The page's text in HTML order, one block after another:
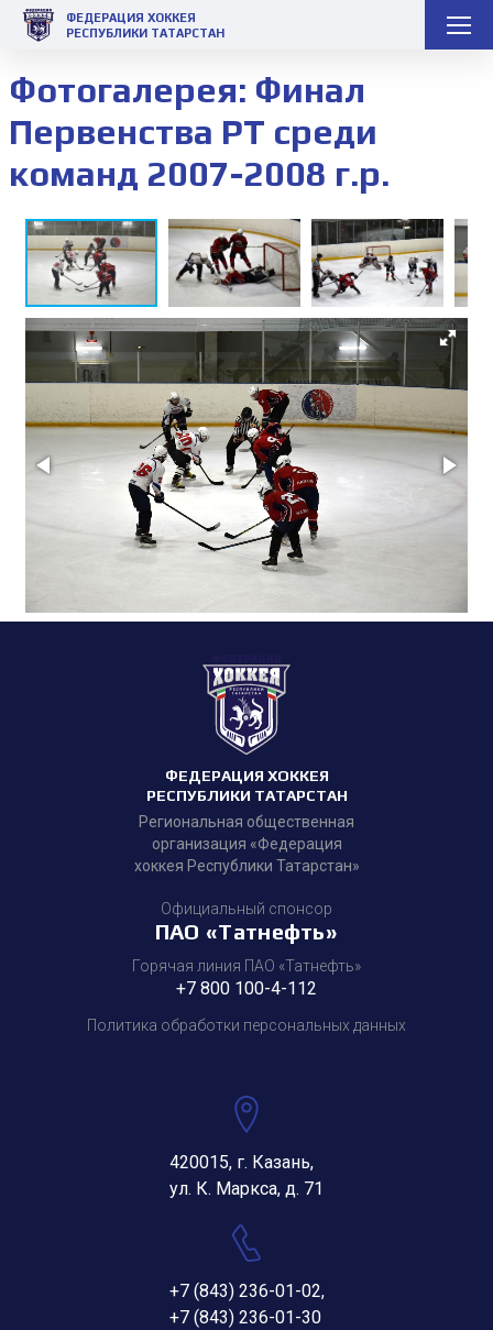
ФЕДЕРАЦИЯ ХОККЕЯ
РЕСПУБЛИКИ ТАТАРСТАН
Фотогалерея: Финал
Первенства РТ среди
команд 2007-2008 г.р.
ФЕДЕРАЦИЯ ХОККЕЯ
РЕСПУБЛИКИ ТАТАРСТАН
Региональная общественная
организация «Федерация
хоккея Республики Татарстан»
Официальный спонсор
ПАО «Татнефть»
Горячая линия ПАО «Татнефть»
+7 800 100-4-112
Политика обработки персональных данных
420015, г. Казань,
ул. К. Маркса, д. 71
+7 (843) 236-01-02,
+7 (843) 236-01-30